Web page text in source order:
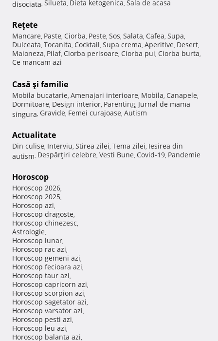
disociata, Silueta, Dieta ketogenica, Sala de acasa
Reţete
Mancare, Paste, Ciorba, Peste, Sos, Salata, Cafea, Supa,
Dulceata, Tocanita, Cocktail, Supa crema, Aperitive, Desert,
Maioneza, Pilaf, Ciorba perisoare, Ciorba pui, Ciorba burta,
Ce mancam azi
Casă şi familie
Mobila bucatarie, Amenajari interioare, Mobila, Canapele,
Dormitoare, Design interior, Parenting, Jurnal de mama
singura, Gravide, Femei curajoase, Autism
Actualitate
Din culise, Interviu, Stirea zilei, Tema zilei, Iesirea din
autism, Despărţiri celebre, Vesti Bune, Covid-19, Pandemie
Horoscop
Horoscop 2026,
Horoscop 2025,
Horoscop azi,
Horoscop dragoste,
Horoscop chinezesc,
Astrologie,
Horoscop lunar,
Horoscop rac azi,
Horoscop gemeni azi,
Horoscop fecioara azi,
Horoscop taur azi,
Horoscop capricorn azi,
Horoscop scorpion azi,
Horoscop sagetator azi,
Horoscop varsator azi,
Horoscop pesti azi,
Horoscop leu azi,
Horoscop balanta azi,